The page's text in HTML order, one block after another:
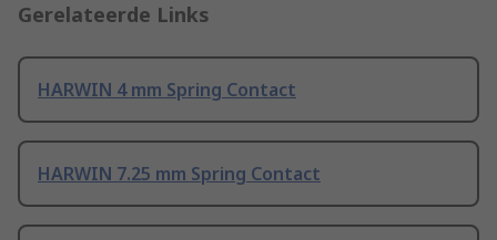
Gerelateerde Links
HARWIN 4 mm Spring Contact
HARWIN 7.25 mm Spring Contact